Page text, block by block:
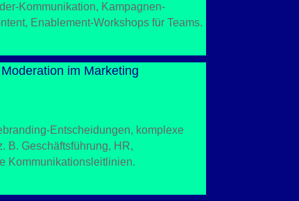
Kommunikation, Kampagnen-
Enablement-Workshops für Teams.
im Marketing
Entscheidungen, komplexe
B. Geschäftsführung, HR,
Kommunikationsleitlinien.